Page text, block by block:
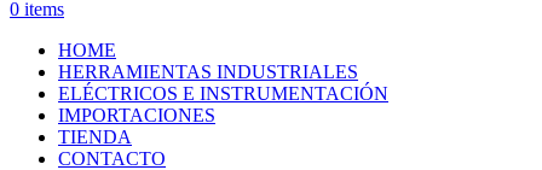
0 items
HOME
HERRAMIENTAS INDUSTRIALES
ELÉCTRICOS E INSTRUMENTACIÓN
IMPORTACIONES
TIENDA
CONTACTO